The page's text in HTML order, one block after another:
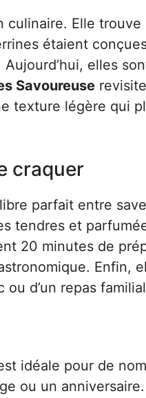
culinaire. Elle
étaient
elles
Savoureuse
texture légère qui
craquer
parfait entre
tendres et
20 minutes de
Enfin,
d’un repas
idéale pour de
ou un